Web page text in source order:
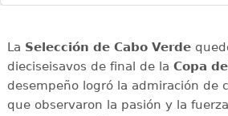
La Selección de Cabo Verde
dieciseisavos de final de la Copa
desempeño logró la admiración de
que observaron la pasión y la